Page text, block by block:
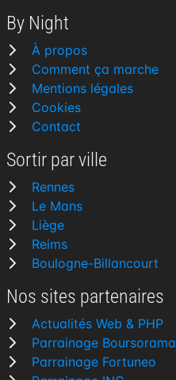
By Night
À propos
Comment ça marche
Mentions légales
Cookies
Contact
Sortir par ville
Rennes
Le Mans
Liège
Reims
Boulogne-Billancourt
Nos sites partenaires
Actualités Web & PHP
Parrainage Boursorama
Parrainage Fortuneo